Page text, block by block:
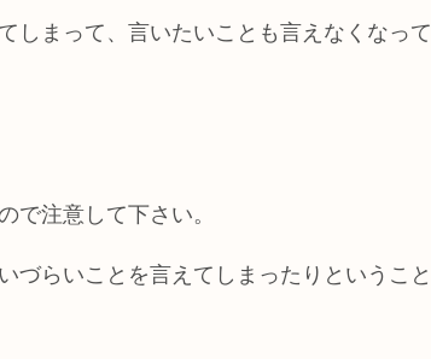
しまって、言いたいことも言えなくなって
で注意して下さい。
づらいことを言えてしまったりということ